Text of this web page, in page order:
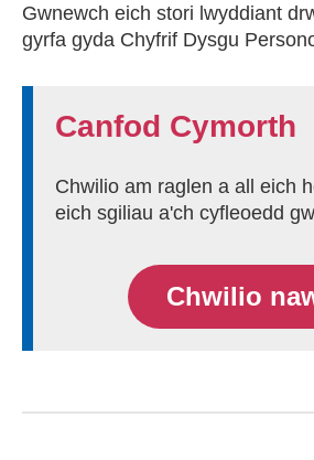
Gwnewch eich stori lwyddiant
gyrfa gyda Chyfrif Dysgu
Canfod Cymorth
Chwilio am raglen a all eich
eich sgiliau a'ch cyfleoedd
Chwilio